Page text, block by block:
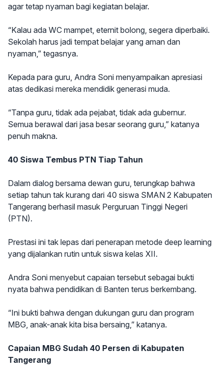
agar tetap nyaman bagi kegiatan belajar.
“Kalau ada WC mampet, eternit bolong, segera diperbaiki.
Sekolah harus jadi tempat belajar yang aman dan
nyaman,” tegasnya.
Kepada para guru, Andra Soni menyampaikan apresiasi
atas dedikasi mereka mendidik generasi muda.
“Tanpa guru, tidak ada pejabat, tidak ada gubernur.
Semua berawal dari jasa besar seorang guru,” katanya
penuh makna.
40 Siswa Tembus PTN Tiap Tahun
Dalam dialog bersama dewan guru, terungkap bahwa
setiap tahun tak kurang dari 40 siswa SMAN 2 Kabupaten
Tangerang berhasil masuk Perguruan Tinggi Negeri
(PTN).
Prestasi ini tak lepas dari penerapan metode deep learning
yang dijalankan rutin untuk siswa kelas XII.
Andra Soni menyebut capaian tersebut sebagai bukti
nyata bahwa pendidikan di Banten terus berkembang.
“Ini bukti bahwa dengan dukungan guru dan program
MBG, anak-anak kita bisa bersaing,” katanya.
Capaian MBG Sudah 40 Persen di Kabupaten
Tangerang